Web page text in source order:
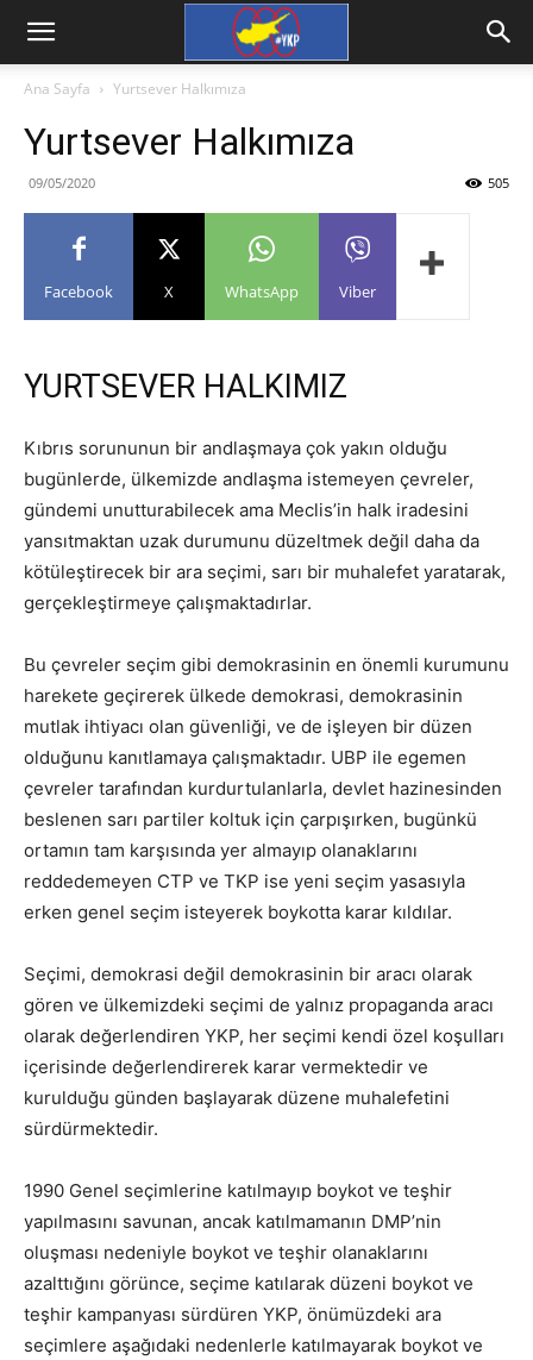
Ana Sayfa Yurtsever Halkımıza
Yurtsever Halkımıza
09/05/2020 505
Facebook X WhatsApp Viber
YURTSEVER HALKIMIZ
Kıbrıs sorununun bir andlaşmaya çok yakın olduğu
bugünlerde, ülkemizde andlaşma istemeyen çevreler,
gündemi unutturabilecek ama Meclis’in halk iradesini
yansıtmaktan uzak durumunu düzeltmek değil daha da
kötüleştirecek bir ara seçimi, sarı bir muhalefet yaratarak,
gerçekleştirmeye çalışmaktadırlar.
Bu çevreler seçim gibi demokrasinin en önemli kurumunu
harekete geçirerek ülkede demokrasi, demokrasinin
mutlak ihtiyacı olan güvenliği, ve de işleyen bir düzen
olduğunu kanıtlamaya çalışmaktadır. UBP ile egemen
çevreler tarafından kurdurtulanlarla, devlet hazinesinden
beslenen sarı partiler koltuk için çarpışırken, bugünkü
ortamın tam karşısında yer almayıp olanaklarını
reddedemeyen CTP ve TKP ise yeni seçim yasasıyla
erken genel seçim isteyerek boykotta karar kıldılar.
Seçimi, demokrasi değil demokrasinin bir aracı olarak
gören ve ülkemizdeki seçimi de yalnız propaganda aracı
olarak değerlendiren YKP, her seçimi kendi özel koşulları
içerisinde değerlendirerek karar vermektedir ve
kurulduğu günden başlayarak düzene muhalefetini
sürdürmektedir.
1990 Genel seçimlerine katılmayıp boykot ve teşhir
yapılmasını savunan, ancak katılmamanın DMP’nin
oluşması nedeniyle boykot ve teşhir olanaklarını
azalttığını görünce, seçime katılarak düzeni boykot ve
teşhir kampanyası sürdüren YKP, önümüzdeki ara
seçimlere aşağıdaki nedenlerle katılmayarak boykot ve